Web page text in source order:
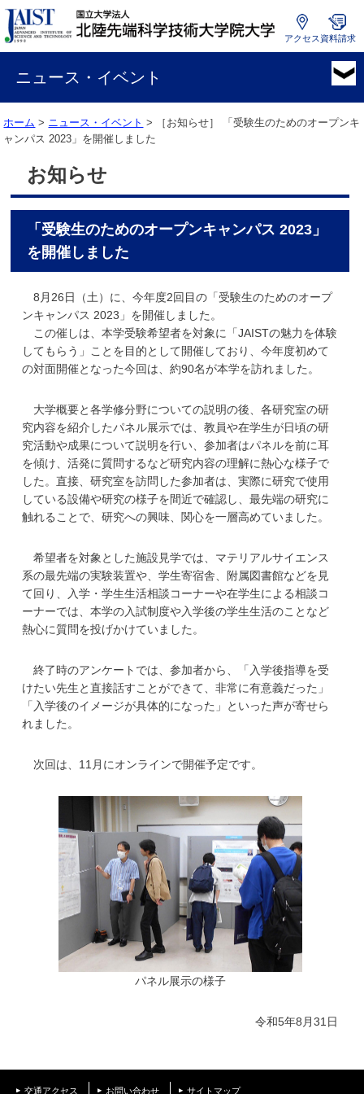
国
学
法
人
先
端
アクセス 資料請求
ニュース・イベント
ホーム > ニュース・イベント > ［お知らせ］
「受験生のためのオープンキ
ャンパス 2023」を開催しました
お知らせ
「受験生のためのオープンキャンパス 2023」
を開催しました
8月26日（土）に、今年度2回目の「受験生のためのオープ
ンキャンパス 2023」を開催しました。
この催しは、本学受験希望者を対象に「JAISTの魅力を体験
してもらう」ことを目的として開催しており、今年度初めて
の対面開催となった今回は、約90名が本学を訪れました。
大学概要と各学修分野についての説明の後、各研究室の研
究内容を紹介したパネル展示では、教員や在学生が日頃の研
究活動や成果について説明を行い、参加者はパネルを前に耳
を傾け、活発に質問するなど研究内容の理解に熱心な様子で
した。直接、研究室を訪問した参加者は、実際に研究で使用
している設備や研究の様子を間近で確認し、最先端の研究に
触れることで、研究への興味、関心を一層高めていました。
希望者を対象とした施設見学では、マテリアルサイエンス
系の最先端の実験装置や、学生寄宿舎、附属図書館などを見
て回り、入学・学生生活相談コーナーや在学生による相談コ
ーナーでは、本学の入試制度や入学後の学生生活のことなど
熱心に質問を投げかけていました。
終了時のアンケートでは、参加者から、「入学後指導を受
けたい先生と直接話すことができて、非常に有意義だった」
「入学後のイメージが具体的になった」といった声が寄せら
れました。
次回は、11月にオンラインで開催予定です。
パネル展示の様子
令和5年8月31日
交通アクセス お問い合わせ サイトマップ